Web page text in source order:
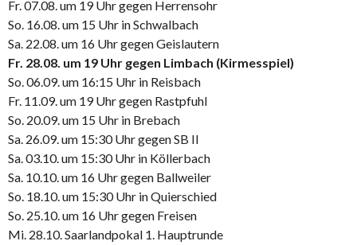
Fr. 07.08. um 19 Uhr gegen Herrensohr
So. 16.08. um 15 Uhr in Schwalbach
Sa. 22.08. um 16 Uhr gegen Geislautern
Fr. 28.08. um 19 Uhr gegen Limbach (Kirmesspiel)
So. 06.09. um 16:15 Uhr in Reisbach
Fr. 11.09. um 19 Uhr gegen Rastpfuhl
So. 20.09. um 15 Uhr in Brebach
Sa. 26.09. um 15:30 Uhr gegen SB II
Sa. 03.10. um 15:30 Uhr in Köllerbach
Sa. 10.10. um 16 Uhr gegen Ballweiler
So. 18.10. um 15:30 Uhr in Quierschied
So. 25.10. um 16 Uhr gegen Freisen
Mi. 28.10. Saarlandpokal 1. Hauptrunde